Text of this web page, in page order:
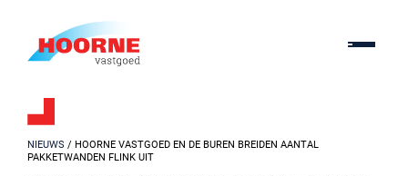
NIEUWS / HOORNE VASTGOED EN DE BUREN BREIDEN AANTAL
PAKKETWANDEN FLINK UIT